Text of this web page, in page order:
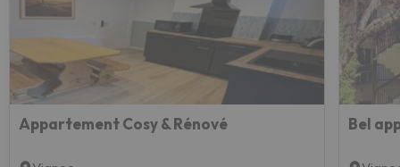
Appartement Cosy & Rénové